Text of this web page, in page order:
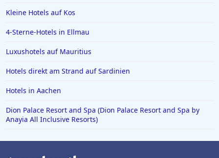
Kleine Hotels auf Kos
4-Sterne-Hotels in Ellmau
Luxushotels auf Mauritius
Hotels direkt am Strand auf Sardinien
Hotels in Aachen
Dion Palace Resort and Spa (Dion Palace Resort and Spa by
Anayia All Inclusive Resorts)